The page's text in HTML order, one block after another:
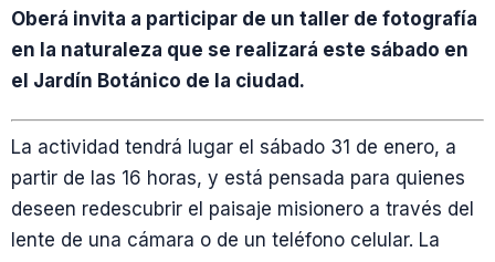
Oberá invita a participar de un taller de fotografía
en la naturaleza que se realizará este sábado en
el Jardín Botánico de la ciudad.
La actividad tendrá lugar el sábado 31 de enero, a
partir de las 16 horas, y está pensada para quienes
deseen redescubrir el paisaje misionero a través del
lente de una cámara o de un teléfono celular. La